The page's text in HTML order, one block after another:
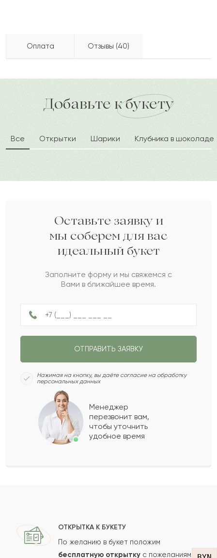
Оплата Отзывы (40)
доставка по городу в течение часа
К 2023-04-04
Каторина
2023-03-31
А 2023-03-28
Аскер
З 2023-01-10
Забир
2022-12-05
Айзере
Ксаннф
Сара
Я Янина
Жюли
Показать еще
Ваш e-mail
Добавьте к букету
Все Открытки Шарики Клубника в шоколаде
Оставьте заявку и
мы соберем для вас
идеальный букет
Заполните форму и мы свяжемся с
Вами в ближайшее время.
ОТПРАВИТЬ ЗАЯВКУ
Нажимая на кнопку, вы даёте согласие на обработку
персональных данных
Менеджер
перезвонит вам,
чтобы уточнить
удобное время
ОТКРЫТКА К БУКЕТУ
По желанию в букет положим
бесплатную открытку с пожеланиями